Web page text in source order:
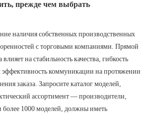
прежде чем выбрать
наличия собственных производственных
с торговыми компаниями. Прямой
на стабильность качества, гибкость
коммуникации на протяжении
заказа. Запросите каталог моделей,
ассортимент — производители,
1000 моделей, должны иметь